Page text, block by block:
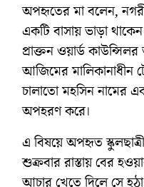
অপহৃতের মা বলেন,
একটি বাসায় ভাড়া
প্রাক্তন ওয়ার্ড
আজিমের মালিকানাধীন
চালাতো মহসিন নামের
অপহরণ করে।
এ বিষয়ে অপহৃত
শুক্রবার রাস্তায় বের
আচার খেতে দিলে সে